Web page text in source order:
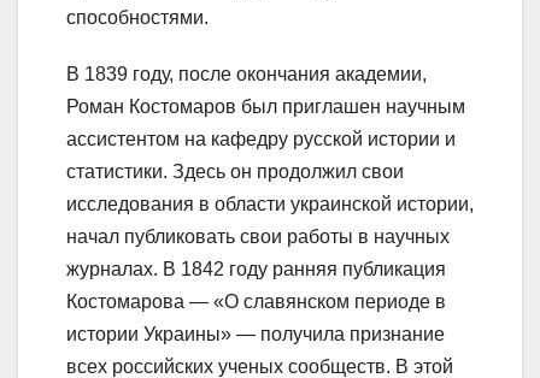
способностями.
В 1839 году, после окончания академии,
Роман Костомаров был приглашен научным
ассистентом на кафедру русской истории и
статистики. Здесь он продолжил свои
исследования в области украинской истории,
начал публиковать свои работы в научных
журналах. В 1842 году ранняя публикация
Костомарова — «О славянском периоде в
истории Украины» — получила признание
всех российских ученых сообществ. В этой